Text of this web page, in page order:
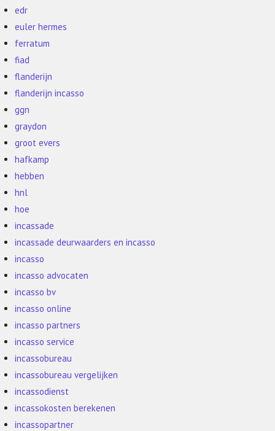
edr
euler hermes
ferratum
fiad
flanderijn
flanderijn incasso
ggn
graydon
groot evers
hafkamp
hebben
hnl
hoe
incassade
incassade deurwaarders en incasso
incasso
incasso advocaten
incasso bv
incasso online
incasso partners
incasso service
incassobureau
incassobureau vergelijken
incassodienst
incassokosten berekenen
incassopartner